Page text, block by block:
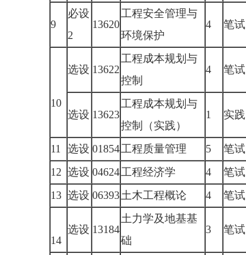
9
必设
2
13620
工程安全管理与
环境保护
4 笔试
10
选设 13622
工程成本规划与
控制
4 笔试
选设 13623
工程成本规划与
控制（实践）
1 实践
11 选设 01854工程质量管理 5 笔试
12 选设 04624工程经济学 4 笔试
13 选设 06393土木工程概论 4 笔试
14
选设 13184
土力学及地基基
础
3 笔试